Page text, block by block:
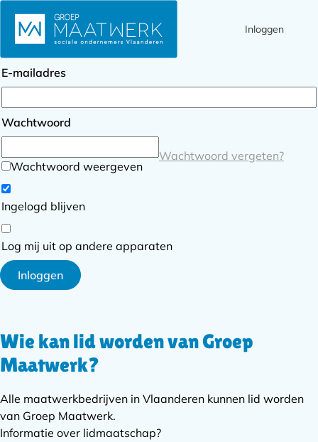
Inloggen
Inloggen
E-mailadres
Wachtwoord
Wachtwoord weergeven
Wachtwoord vergeten?
Ingelogd blijven
Log mij uit op andere apparaten
Inloggen
Subnavigatie
Wie kan lid worden van Groep
Maatwerk?
Alle maatwerkbedrijven in Vlaanderen kunnen lid worden
van Groep Maatwerk.
Informatie over lidmaatschap?